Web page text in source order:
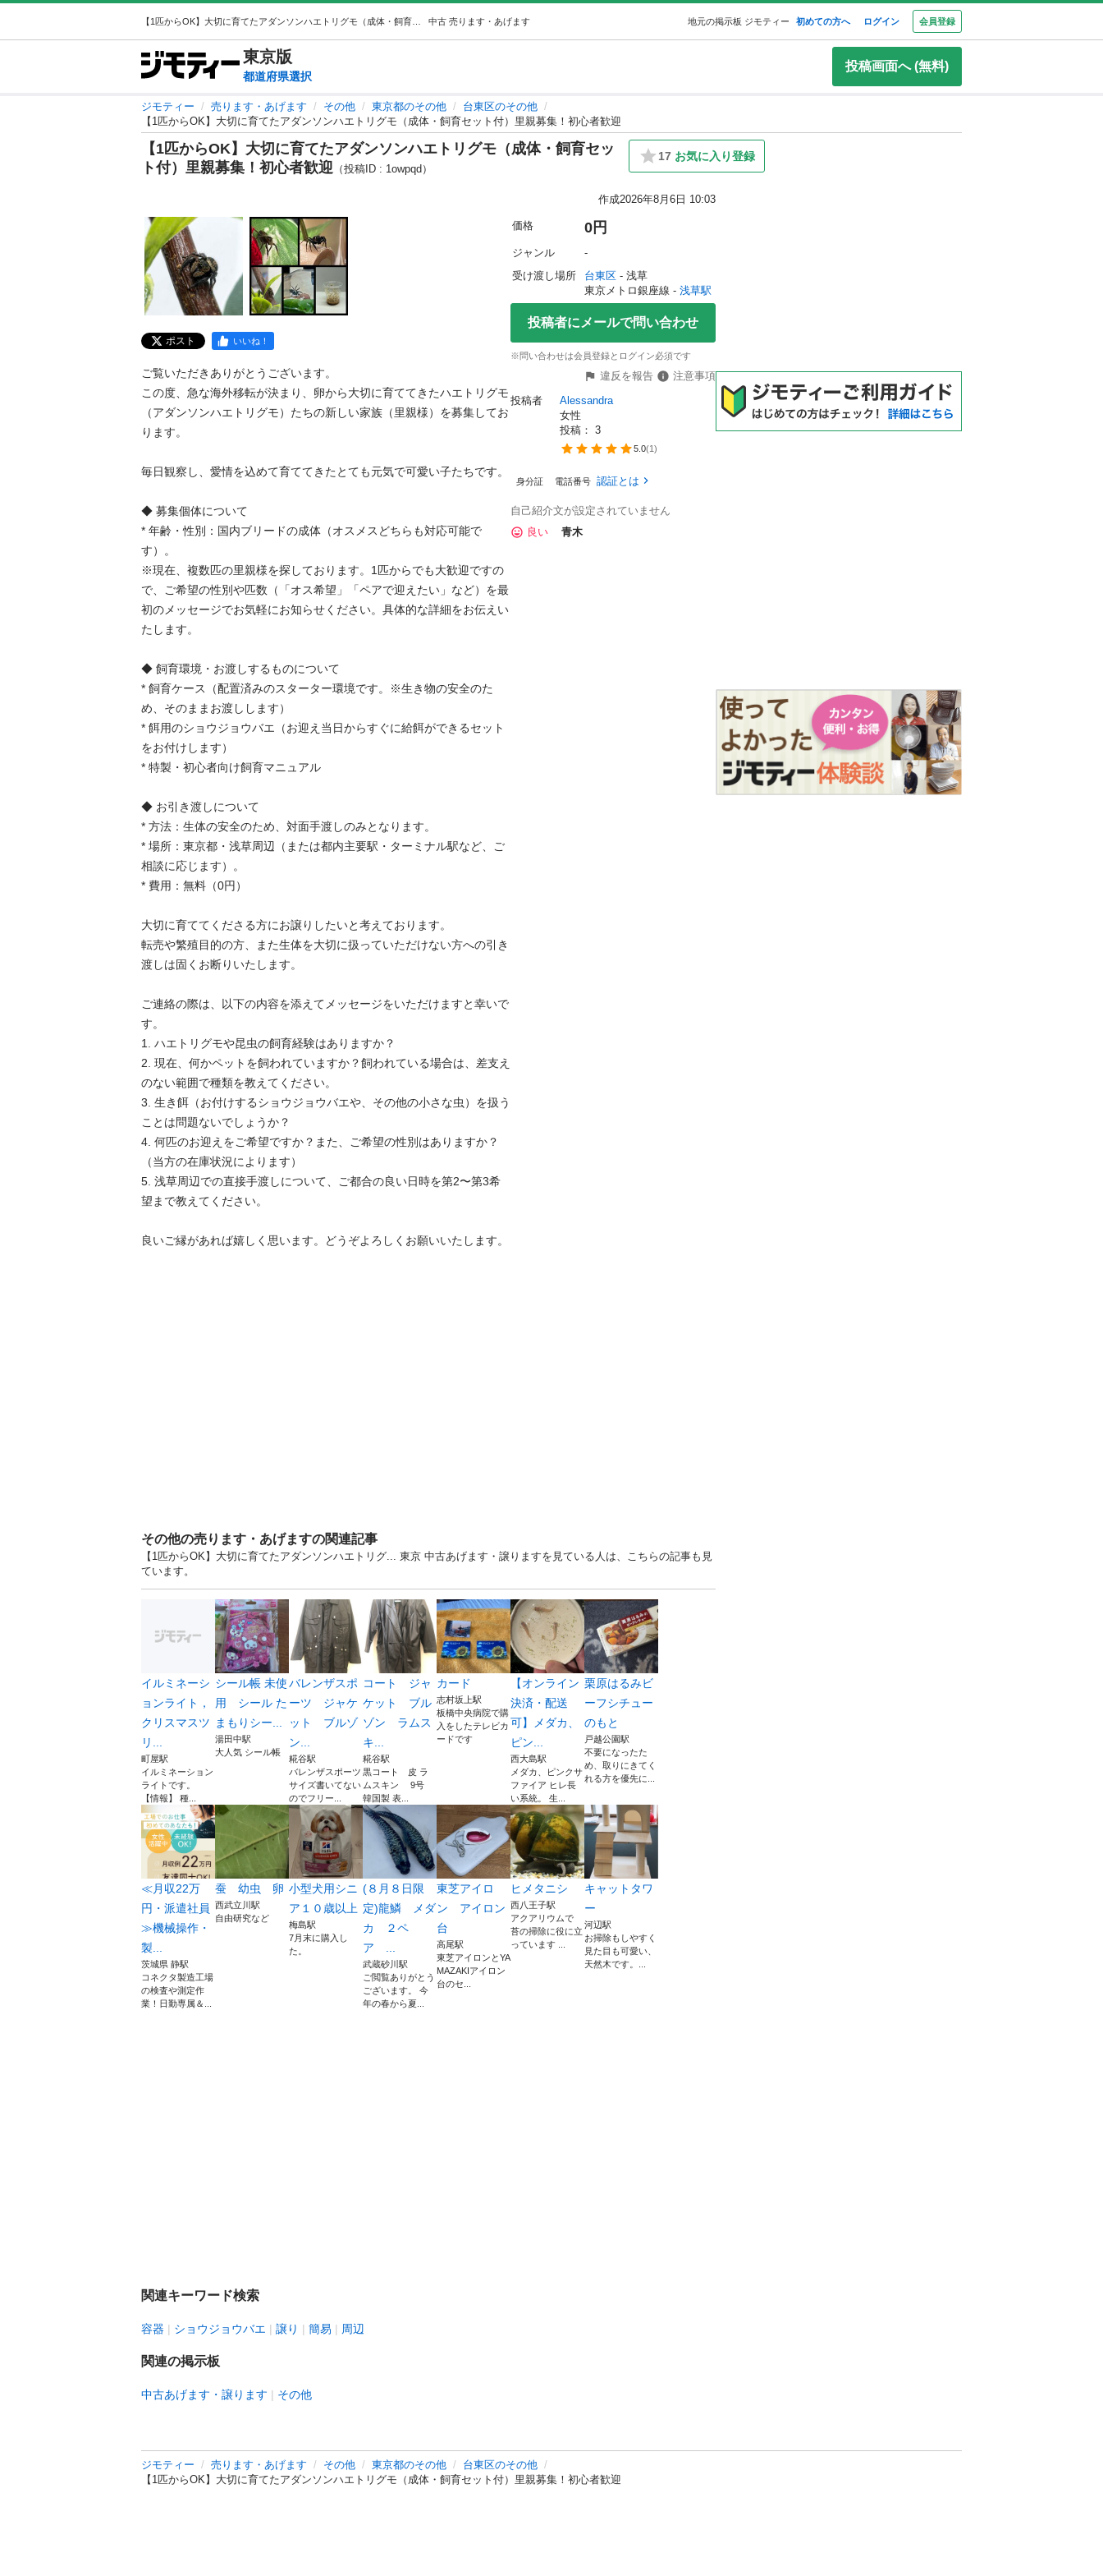
中古 売ります・あげます 地元の掲示板 ジモティー 初めての方へ ログイン 会員登録
東京版
都道府県選択
投稿画面へ (無料)
ジモティー 売ります・あげます その他 東京都のその他
台東区のその他
【1匹からOK】大切に育てたアダンソンハエトリグモ（成体・飼育セット付）里親募集！初心者歓迎
【1匹からOK】大切に育てたアダンソンハエトリグモ（成体・飼育セッ
ト付）里親募集！初心者歓迎 （投稿ID : 1owpqd）
17 お気に入り登録
作成2026年8月6日 10:03
ポスト いいね！
ご覧いただきありがとうございます。
この度、急な海外移転が決まり、卵から大切に育ててきたハエトリグモ
（アダンソンハエトリグモ）たちの新しい家族（里親様）を募集してお
ります。
毎日観察し、愛情を込めて育ててきたとても元気で可愛い子たちです。
◆ 募集個体について
* 年齢・性別：国内ブリードの成体（オスメスどちらも対応可能で
す）。
※現在、複数匹の里親様を探しております。1匹からでも大歓迎ですの
で、ご希望の性別や匹数（「オス希望」「ペアで迎えたい」など）を最
初のメッセージでお気軽にお知らせください。具体的な詳細をお伝えい
たします。
◆ 飼育環境・お渡しするものについて
* 飼育ケース（配置済みのスターター環境です。※生き物の安全のた
め、そのままお渡しします）
* 餌用のショウジョウバエ（お迎え当日からすぐに給餌ができるセット
をお付けします）
* 特製・初心者向け飼育マニュアル
◆ お引き渡しについて
* 方法：生体の安全のため、対面手渡しのみとなります。
* 場所：東京都・浅草周辺（または都内主要駅・ターミナル駅など、ご
相談に応じます）。
* 費用：無料（0円）
大切に育ててくださる方にお譲りしたいと考えております。
転売や繁殖目的の方、また生体を大切に扱っていただけない方への引き
渡しは固くお断りいたします。
ご連絡の際は、以下の内容を添えてメッセージをいただけますと幸いで
す。
1. ハエトリグモや昆虫の飼育経験はありますか？
2. 現在、何かペットを飼われていますか？飼われている場合は、差支え
のない範囲で種類を教えてください。
3. 生き餌（お付けするショウジョウバエや、その他の小さな虫）を扱う
ことは問題ないでしょうか？
4. 何匹のお迎えをご希望ですか？また、ご希望の性別はありますか？
（当方の在庫状況によります）
5. 浅草周辺での直接手渡しについて、ご都合の良い日時を第2〜第3希
望まで教えてください。
良いご縁があれば嬉しく思います。どうぞよろしくお願いいたします。
価格 0円
ジャンル
-
受け渡し場所
台東区 - 浅草
東京メトロ銀座線 - 浅草駅
投稿者にメールで問い合わせ
※問い合わせは会員登録とログイン必須です
違反を報告
注意事項
投稿者
Alessandra
女性
投稿： 3
5.0(1)
身分証 電話番号 認証とは
自己紹介文が設定されていません
良い
青木
その他の売ります・あげますの関連記事
【1匹からOK】大切に育てたアダンソンハエトリグ... 東京 中古あげます・譲りますを見ている人は、こちらの記事も見
ています。
イルミネーシ
ョンライト，
クリスマスツ
リ...
町屋駅
イルミネーション
ライトです。
【情報】 種...
シール帳 未使
用 シール た
まもりシー...
湯田中駅
大人気 シール帳
バレンザスポ
ーツ ジャケ
ット ブルゾ
ン...
糀谷駅
バレンザスポーツ
サイズ書いてない
のでフリー...
コート ジャ
ケット ブル
ゾン ラムス
キ...
糀谷駅
黒コート 皮 ラ
ムスキン 9号
韓国製 表...
カード
志村坂上駅
板橋中央病院で購
入をしたテレビカ
ードです
【オンライン
決済・配送
可】メダカ、
ピン...
西大島駅
メダカ、ピンクサ
ファイア ヒレ長
い系統。 生...
栗原はるみビ
ーフシチュー
のもと
戸越公園駅
不要になったた
め、取りにきてく
れる方を優先に...
≪月収22万
円・派遣社員
≫機械操作・
製...
茨城県 静駅
コネクタ製造工場
の検査や測定作
業！日勤専属＆...
蚕 幼虫 卵
西武立川駅
自由研究など
小型犬用シニ
ア１０歳以上
梅島駅
7月末に購入し
た。
(８月８日限
定)龍鱗 メダ
カ ２ペ
ア ...
武蔵砂川駅
ご閲覧ありがとう
ございます。 今
年の春から夏...
東芝アイロ
ン アイロン
台
高尾駅
東芝アイロンとYA
MAZAKIアイロン
台のセ...
ヒメタニシ
西八王子駅
アクアリウムで
苔の掃除に役に立
っています ...
キャットタワ
ー
河辺駅
お掃除もしやすく
見た目も可愛い、
天然木です。...
関連キーワード検索
容器 ショウジョウバエ 譲り 簡易 周辺
関連の掲示板
中古あげます・譲ります その他
ジモティー 売ります・あげます その他 東京都のその他
台東区のその他
【1匹からOK】大切に育てたアダンソンハエトリグモ（成体・飼育セット付）里親募集！初心者歓迎